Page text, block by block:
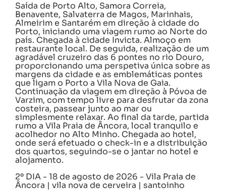
Saída de Porto Alto, Samora Correia,
Benavente, Salvaterra de Magos, Marinhais,
Almeirim e Santarém em direção à cidade do
Porto, iniciando uma viagem rumo ao Norte do
país. Chegada à cidade Invicta. Almoço em
restaurante local. De seguida, realização de um
agradável cruzeiro das 6 pontes no rio Douro,
proporcionando uma perspetiva única sobre as
margens da cidade e as emblemáticas pontes
que ligam o Porto a Vila Nova de Gaia.
Continuação da viagem em direção à Póvoa de
Varzim, com tempo livre para desfrutar da zona
costeira, passear junto ao mar ou
simplesmente relaxar. Ao final da tarde, partida
rumo a Vila Praia de Âncora, local tranquilo e
acolhedor no Alto Minho. Chegada ao hotel,
onde será efetuado o check-in e a distribuição
dos quartos, seguindo-se o jantar no hotel e
alojamento.
2º DIA - 18 de agosto de 2026 - Vila Praia de
Âncora | vila nova de cerveira | santoinho